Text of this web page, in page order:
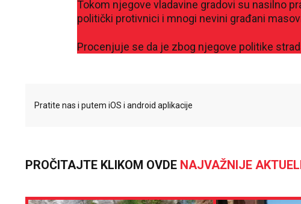
Tokom njegove vladavine gradovi su nasilno
politički protivnici i mnogi nevini građani
Procenjuje se da je zbog njegove politike
Pratite nas i putem iOS i android aplikacije
PROČITAJTE KLIKOM OVDE NAJVAŽNIJE